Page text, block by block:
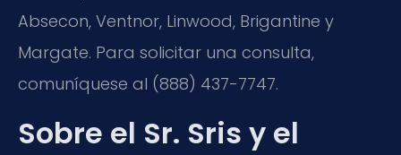
Absecon, Ventnor, Linwood, Brigantine y
Margate. Para solicitar una consulta,
comuníquese al (888) 437-7747.
Sobre el Sr. Sris y el